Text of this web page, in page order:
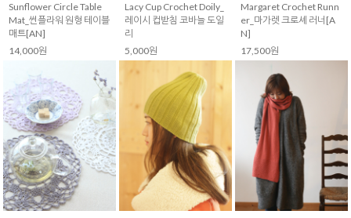
Sunflower Circle Table
Mat_썬플라워 원형 테이블
매트[AN]
14,000원
Lacy Cup Crochet Doily_
레이시 컵받침 코바늘 도일
리
5,000원
Margaret Crochet Runn
er_마가렛 크로셰 러너[A
N]
17,500원